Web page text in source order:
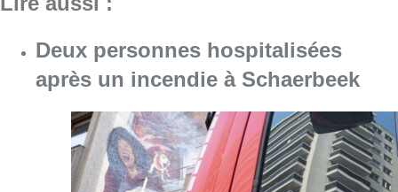
Deux personnes hospitalisées
après un incendie à Schaerbeek